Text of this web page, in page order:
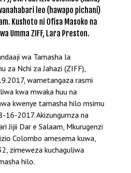
leo (hawapo pichani)
Kushoto ni Ofisa Masoko na
Umma ZIFF, Lara Preston.
wa Tamasha la
za Nchi za Jahazi (ZIFF),
wametangaza rasmi
kwa mwaka huu na
kwenye tamasha hilo msimu
16-2017. Akizungumza na
Jijii Dar e Salaam, Mkurugenzi
Colombo amesema kuwa,
zimeweza kuchaguliwa
hilo.